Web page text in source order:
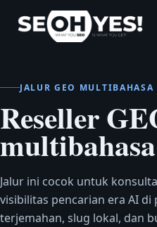
SEOH
JALUR GEO MULTIBAHASA
Reseller
multibahasa
Jalur ini cocok untuk
visibilitas pencarian era AI di
terjemahan, slug lokal, dan